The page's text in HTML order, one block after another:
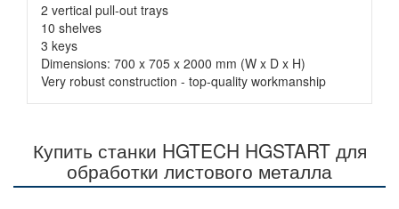
2 vertical pull-out trays
10 shelves
3 keys
Dimensions: 700 x 705 x 2000 mm (W x D x H)
Very robust construction - top-quality workmanship
Купить станки HGTECH HGSTART для
обработки листового металла